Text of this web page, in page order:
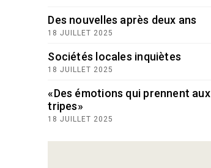
Des nouvelles après deux ans
18 JUILLET 2025
Sociétés locales inquiètes
18 JUILLET 2025
«Des émotions qui prennent aux
tripes»
18 JUILLET 2025